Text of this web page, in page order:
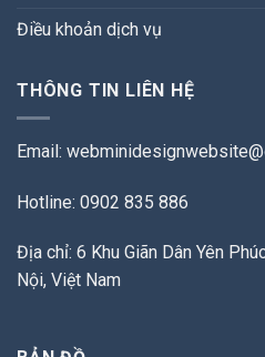
Điều khoản dịch vụ
THÔNG TIN LIÊN HỆ
Email:
Hotline: 0902 835 886
Địa chỉ: 6 Khu Giãn Dân Yên
Nội, Việt Nam